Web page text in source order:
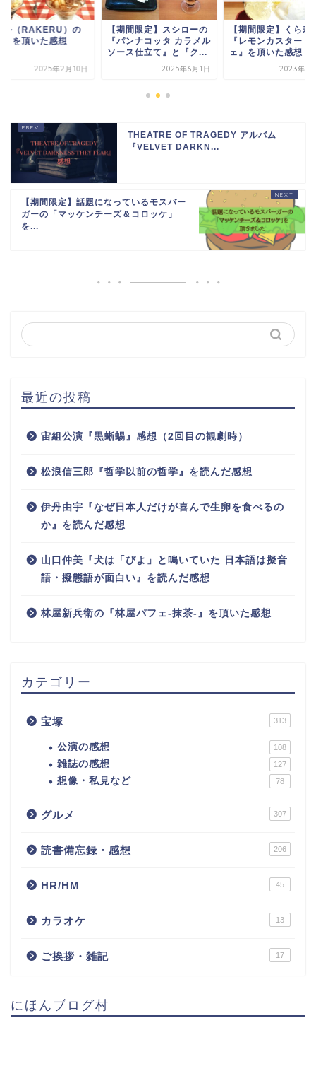
ル（RAKERU）の
ェを頂いた感想
2025年2月10日
【期間限定】スシローの
『パンナコッタ カラメル
ソース仕立て』と『ク...
2025年6月1日
【期間限定】くら寿
『レモンカスタード
ェ』を頂いた感想
2023年7
THEATRE OF TRAGEDY アルバム
『VELVET DARKN...
【期間限定】話題になっているモスバー
ガーの「マッケンチーズ＆コロッケ」
を...
最近の投稿
宙組公演『黒蜥蜴』感想（2回目の観劇時）
松浪信三郎『哲学以前の哲学』を読んだ感想
伊丹由宇『なぜ日本人だけが喜んで生卵を食べるの
か』を読んだ感想
山口仲美『犬は「びよ」と鳴いていた 日本語は擬音
語・擬態語が面白い』を読んだ感想
林屋新兵衛の『林屋パフェ-抹茶-』を頂いた感想
カテゴリー
宝塚 313
公演の感想 108
雑誌の感想 127
想像・私見など 78
グルメ 307
読書備忘録・感想 206
HR/HM 45
カラオケ 13
ご挨拶・雑記 17
にほんブログ村